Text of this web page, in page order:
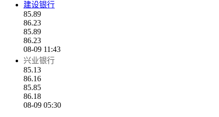
建设银行
85.89
86.23
85.89
86.23
08-09 11:43
兴业银行
85.13
86.16
85.85
86.18
08-09 05:30